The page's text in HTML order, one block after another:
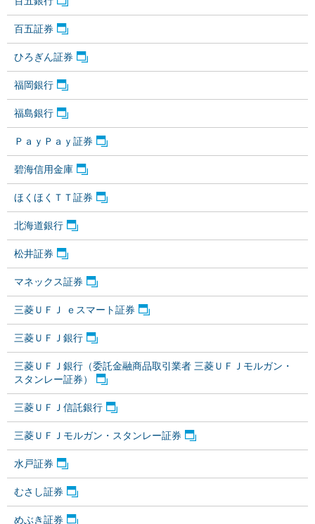
百五証券
ひろぎん証券
福岡銀行
福島銀行
ＰａｙＰａｙ証券
碧海信用金庫
ほくほくＴＴ証券
北海道銀行
松井証券
マネックス証券
三菱ＵＦＪ ｅスマート証券
三菱ＵＦＪ銀行
三菱ＵＦＪ銀行（委託金融商品取引業者 三菱ＵＦＪモルガン・
スタンレー証券）
三菱ＵＦＪ信託銀行
三菱ＵＦＪモルガン・スタンレー証券
水戸証券
むさし証券
めぶき証券